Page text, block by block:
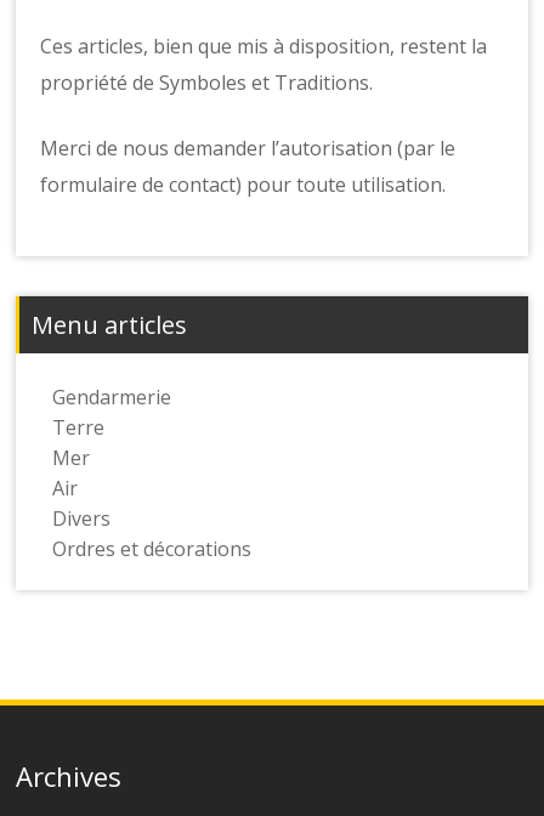
n
s
Ces articles, bien que mis à disposition, restent la
propriété de Symboles et Traditions.
Merci de nous demander l’autorisation (par le
formulaire de contact) pour toute utilisation.
Menu articles
Gendarmerie
Terre
Mer
Air
Divers
Ordres et décorations
Archives